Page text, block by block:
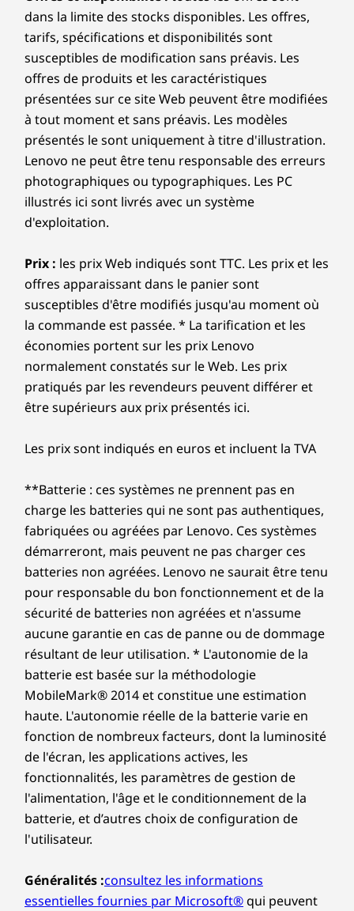
Les caractéristiques et spécifications ci-contre ne reflètent pas forcément
les versions disponibles à la vente dans ce pays !
dans la limite des stocks disponibles. Les offres,
tarifs, spécifications et disponibilités sont
susceptibles de modification sans préavis. Les
offres de produits et les caractéristiques
présentées sur ce site Web peuvent être modifiées
à tout moment et sans préavis. Les modèles
présentés le sont uniquement à titre d'illustration.
Lenovo ne peut être tenu responsable des erreurs
photographiques ou typographiques. Les PC
illustrés ici sont livrés avec un système
d'exploitation.
Prix : les prix Web indiqués sont TTC. Les prix et les
offres apparaissant dans le panier sont
susceptibles d'être modifiés jusqu'au moment où
la commande est passée. * La tarification et les
économies portent sur les prix Lenovo
normalement constatés sur le Web. Les prix
pratiqués par les revendeurs peuvent différer et
être supérieurs aux prix présentés ici.
Les prix sont indiqués en euros et incluent la TVA
**Batterie : ces systèmes ne prennent pas en
charge les batteries qui ne sont pas authentiques,
fabriquées ou agréées par Lenovo. Ces systèmes
démarreront, mais peuvent ne pas charger ces
batteries non agréées. Lenovo ne saurait être tenu
pour responsable du bon fonctionnement et de la
sécurité de batteries non agréées et n'assume
aucune garantie en cas de panne ou de dommage
résultant de leur utilisation. * L'autonomie de la
batterie est basée sur la méthodologie
MobileMark® 2014 et constitue une estimation
haute. L'autonomie réelle de la batterie varie en
fonction de nombreux facteurs, dont la luminosité
de l'écran, les applications actives, les
fonctionnalités, les paramètres de gestion de
l'alimentation, l'âge et le conditionnement de la
batterie, et d’autres choix de configuration de
l'utilisateur.
Généralités :consultez les informations
essentielles fournies par Microsoft®qui peuvent